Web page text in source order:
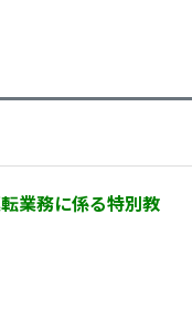
業務に係る特別教